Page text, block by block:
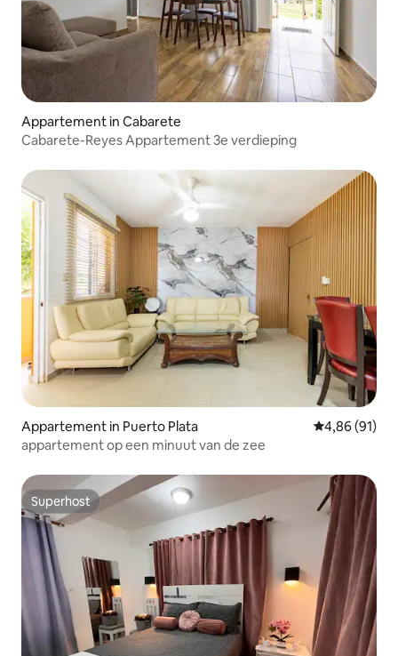
Appartement in Cabarete
Cabarete-Reyes Appartement 3e verdieping
Appartement in Puerto Plata Gemiddelde
4,86 (91)
appartement op een minuut van de zee
Superhost
Superhost